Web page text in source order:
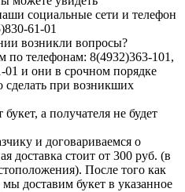
социальные сети и телефон
61-01
возникли вопросы?
телефонам: 8(4932)363-101,
01 и они в срочном порядке
сделать при возникших
а получателя не будет
и договариваемся о
доставка стоит от 300 руб. (в
После того как
доставим букет в указанное